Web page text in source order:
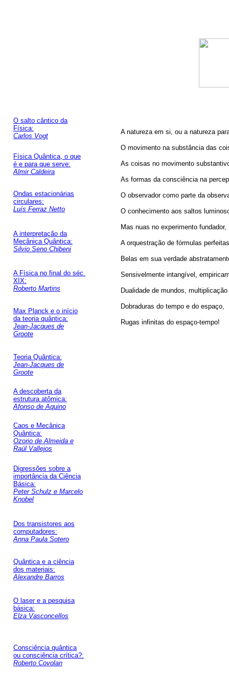
O salto cântico da
Física:
Carlos Vogt
Física Quântica, o que
é e para que serve:
Almir Caldeira
Ondas estacionárias
circulares:
Luís Ferraz Netto
A interpretação da
Mecânica Quântica:
Silvio Seno Chibeni
A Física no final do séc.
XIX:
Roberto Martins
Max Planck e o início
da teoria quântica:
Jean-Jacques de
Groote
Teoria Quântica:
Jean-Jacques de
Groote
A descoberta da
estrutura atômica:
Afonso de Aquino
Caos e Mecânica
Quântica:
Ozorio de Almeida e
Raúl Vallejos
Digressões sobre a
importância da Ciência
Básica:
Peter Schulz e Marcelo
Knobel
Dos transistores aos
computadores:
Anna Paula Sotero
Quântica e a ciência
dos materiais:
Alexandre Barros
O laser e a pesquisa
básica:
Elza Vasconcellos
Consciência quântica
ou consciência crítica?:
Roberto Covolan
A natureza em si, ou a natureza
O movimento na substância das
As coisas no movimento
As formas da consciência na
O observador como parte da
O conhecimento aos saltos
Mas nuas no experimento fundador,
A orquestração de fórmulas
Belas em sua verdade
Sensivelmente intangível,
Dualidade de mundos,
Dobraduras do tempo e do espaço,
Rugas infinitas do espaço-tempo!